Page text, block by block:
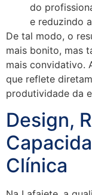
do
e reduzindo
De tal modo, o
mais bonito, mas
mais convidativo.
que reflete
produtividade da
Design,
Clínica